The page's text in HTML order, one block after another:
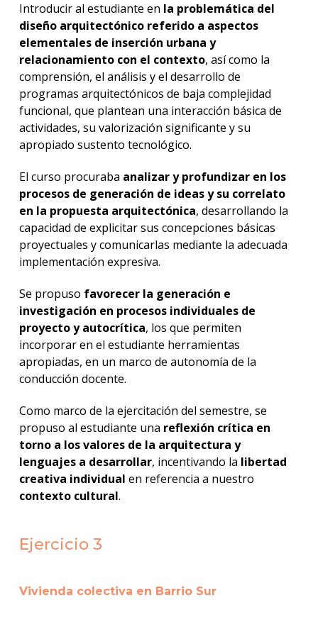
Introducir al estudiante en la problemática del
diseño arquitectónico referido a aspectos
elementales de inserción urbana y
relacionamiento con el contexto, así como la
comprensión, el análisis y el desarrollo de
programas arquitectónicos de baja complejidad
funcional, que plantean una interacción básica de
actividades, su valorización significante y su
apropiado sustento tecnológico.
El curso procuraba analizar y profundizar en los
procesos de generación de ideas y su correlato
en la propuesta arquitectónica, desarrollando la
capacidad de explicitar sus concepciones básicas
proyectuales y comunicarlas mediante la adecuada
implementación expresiva.
Se propuso favorecer la generación e
investigación en procesos individuales de
proyecto y autocrítica, los que permiten
incorporar en el estudiante herramientas
apropiadas, en un marco de autonomía de la
conducción docente.
Como marco de la ejercitación del semestre, se
propuso al estudiante una reflexión crítica en
torno a los valores de la arquitectura y
lenguajes a desarrollar, incentivando la libertad
creativa individual en referencia a nuestro
contexto cultural.
Ejercicio 3
Vivienda colectiva en Barrio Sur